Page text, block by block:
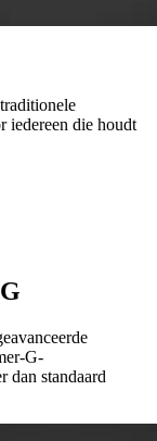
iedereen die houdt
G-
dan standaard